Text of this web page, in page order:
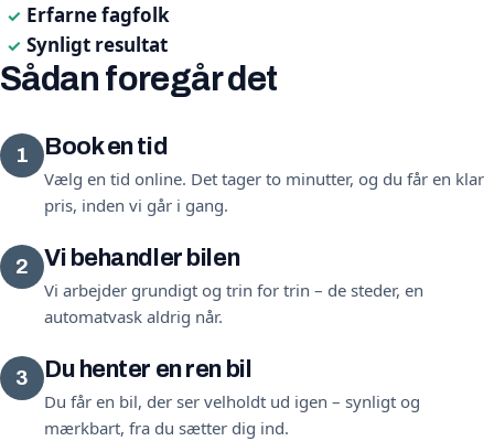
✓ Erfarne fagfolk
✓ Synligt resultat
Sådan foregår det
1 Book en tid
Vælg en tid online. Det tager to minutter, og du får en klar
pris, inden vi går i gang.
2 Vi behandler bilen
Vi arbejder grundigt og trin for trin – de steder, en
automatvask aldrig når.
3 Du henter en ren bil
Du får en bil, der ser velholdt ud igen – synligt og
mærkbart, fra du sætter dig ind.